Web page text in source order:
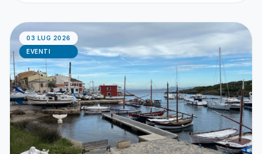
03 LUG 2026
EVENTI